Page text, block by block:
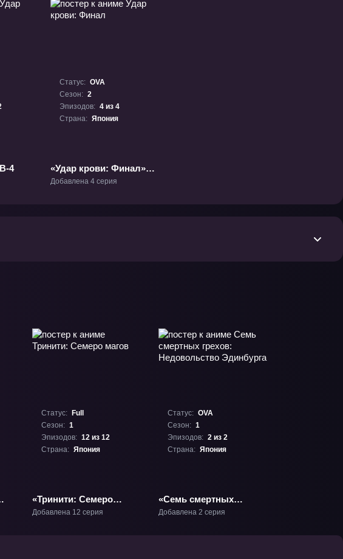
4
Статус: OVA
Сезон: 2
Эпизодов: 4 из 4
Страна: Япония
«Удар крови: Финал»
ОВА-2
Добавлена 4 серия
Статус:
Full
Сезон: 1
Эпизодов: 12 из 12
Страна: Япония
«Тринити: Семеро
магов» ТВ-1
Добавлена 12 серия
Статус: OVA
Сезон: 1
Эпизодов: 2 из 2
Страна: Япония
«Семь смертных
грехов: Недовольство
Добавлена 2 серия